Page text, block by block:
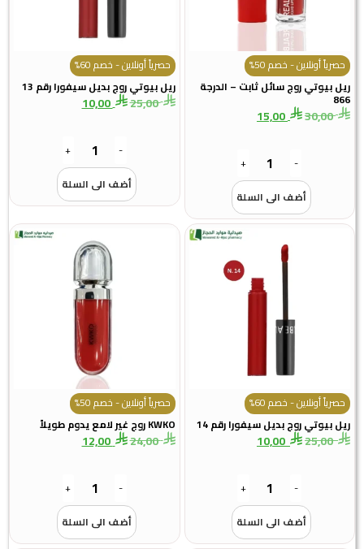
حصرياً أونلاين - خصم 50%
ريل بيوتي روج سائل ثابت – الدرجة
866
30,00
15,00
-
+
أضف الى السلة
حصرياً أونلاين - خصم 60%
ريل بيوتي روج بديل سيفورا رقم 13
25,00
10,00
-
+
أضف الى السلة
حصرياً أونلاين - خصم 60%
ريل بيوتي روج بديل سيفورا رقم 14
25,00
10,00
-
+
أضف الى السلة
حصرياً أونلاين - خصم 50%
KWKO روج غير لامع يدوم طويلاً
24,00
12,00
-
+
أضف الى السلة